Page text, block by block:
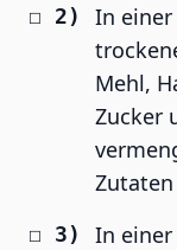
In
Mehl,
Zucker
In einer